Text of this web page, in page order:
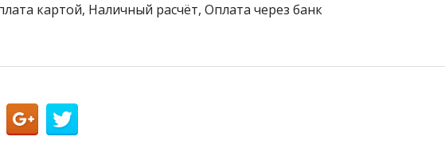
картой, Наличный расчёт, Оплата через банк